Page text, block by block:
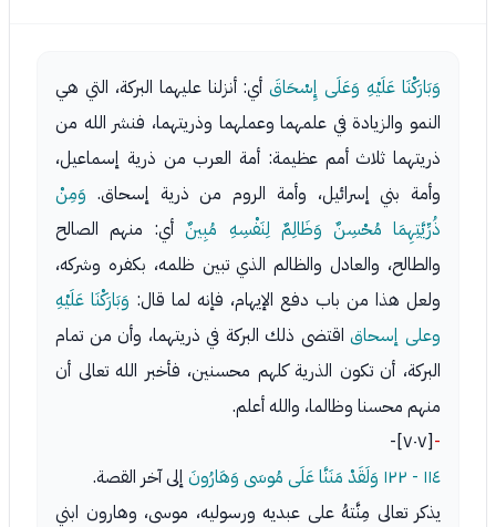
وَبَارَكْنَا عَلَيْهِ وَعَلَى إِسْحَاقَأي: أنزلنا عليهما البركة، التي هي
النمو والزيادة في علمهما وعملهما وذريتهما، فنشر الله من
ذريتهما ثلاث أمم عظيمة: أمة العرب من ذرية إسماعيل،
وأمة بني إسرائيل، وأمة الروم من ذرية إسحاق. وَمِنْ
ذُرِّيَّتِهِمَا مُحْسِنٌ وَظَالِمٌ لِنَفْسِهِ مُبِينٌأي: منهم الصالح
والطالح، والعادل والظالم الذي تبين ظلمه، بكفره وشركه،
ولعل هذا من باب دفع الإيهام، فإنه لما قال: وَبَارَكْنَا عَلَيْهِ
وعلى إسحاقاقتضى ذلك البركة في ذريتهما، وأن من تمام
البركة، أن تكون الذرية كلهم محسنين، فأخبر الله تعالى أن
منهم محسنا وظالما، والله أعلم.
-[٧٠٧]-
١١٤ - ١٢٢
وَلَقَدْ مَنَنَّا عَلَى مُوسَى وَهَارُونَ إلى آخر القصة.
يذكر تعالى مِنَّتهُ على عبديه ورسوليه، موسى، وهارون ابني